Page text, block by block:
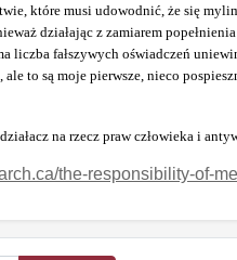
które musi udowodnić, że się
działając z zamiarem
liczba fałszywych oświadczeń
to są moje pierwsze, nieco
na rzecz praw człowieka i
the-responsibility-of-